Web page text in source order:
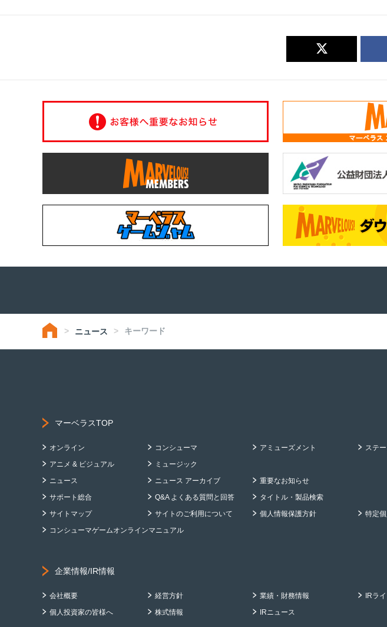
ニュース キーワード
マーベラスTOP
オンライン コンシューマ アミューズメント
ステ
アニメ & ビジュアル
ミュージック
ニュース
ニュース アーカイブ
重要なお知らせ
サポート総合
Q&A よくある質問と回答
タイトル・製品検索
サイトマップ
サイトのご利用について 個人情報保護方針
特定
コンシューマゲームオンラインマニュアル
企業情報/IR情報
会社概要 経営方針 業績・財務情報
IRラ
個人投資家の皆様へ
株式情報 IRニュース